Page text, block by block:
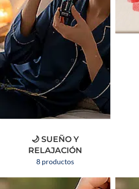
🌙 SUEÑO Y
RELAJACIÓN
8 productos